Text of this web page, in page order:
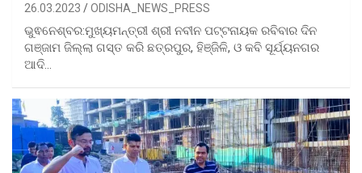
26.03.2023 ODISHA_NEWS_PRESS
ଭୁଵନେଶ୍ବର:ମୁଖ୍ୟମନ୍ତ୍ରୀ ଶ୍ରୀ ନବୀନ ପଟ୍ଟନାୟକ ରବିବାର ଦିନ
ଗଞ୍ଜାମ ଜିଲ୍ଲା ଗସ୍ତ କରି ଛତ୍ରପୁର, ହିଞ୍ଜିଳି, ଓ କବି ସୂର୍ଯ୍ୟନଗର
ଆଦି…